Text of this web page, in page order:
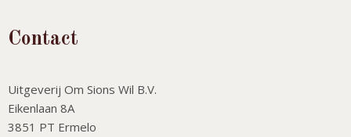
Contact
Uitgeverij Om Sions Wil B.V.
Eikenlaan 8A
3851 PT Ermelo